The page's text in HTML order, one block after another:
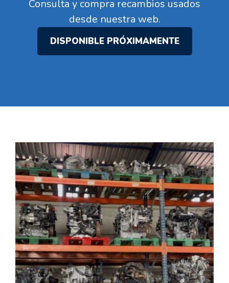
Consulta y compra recambios usados
desde nuestra web.
DISPONIBLE PRÓXIMAMENTE